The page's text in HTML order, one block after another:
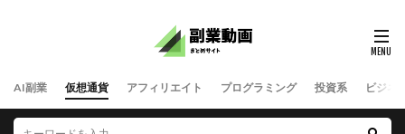
AI副業 仮想通貨 アフィリエイト プログラミング 投資系 ビジネ